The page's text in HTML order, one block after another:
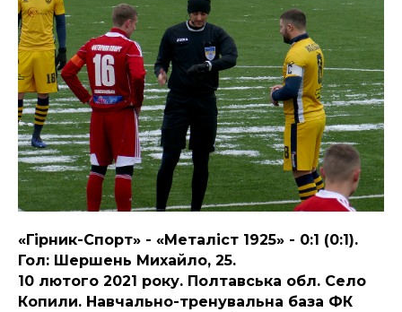
«Гірник-Спорт» - «Металіст 1925» - 0:1 (0:1).
Гол: Шершень Михайло, 25.
10 лютого 2021 року. Полтавська обл. Село
Копили. Навчально-тренувальна база ФК